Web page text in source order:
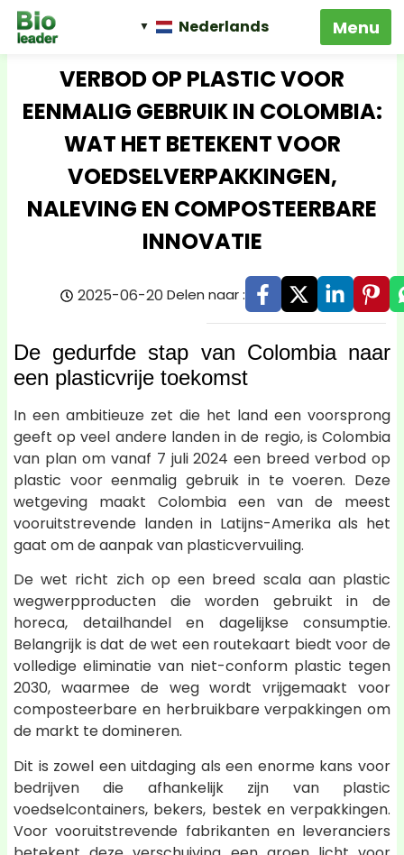
Nederlands
VERBOD OP PLASTIC VOOR
EENMALIG GEBRUIK IN COLOMBIA:
WAT HET BETEKENT VOOR
VOEDSELVERPAKKINGEN,
NALEVING EN COMPOSTEERBARE
INNOVATIE
2025-06-20Delen naar :
De gedurfde stap van Colombia naar
een plasticvrije toekomst
In een ambitieuze zet die het land een voorsprong
geeft op veel andere landen in de regio, is Colombia
van plan om vanaf 7 juli 2024 een breed verbod op
plastic voor eenmalig gebruik in te voeren. Deze
wetgeving maakt Colombia een van de meest
vooruitstrevende landen in Latijns-Amerika als het
gaat om de aanpak van plasticvervuiling.
De wet richt zich op een breed scala aan plastic
wegwerpproducten die worden gebruikt in de
horeca, detailhandel en dagelijkse consumptie.
Belangrijk is dat de wet een routekaart biedt voor de
volledige eliminatie van niet-conform plastic tegen
2030, waarmee de weg wordt vrijgemaakt voor
composteerbare en herbruikbare verpakkingen om
de markt te domineren.
Dit is zowel een uitdaging als een enorme kans voor
bedrijven die afhankelijk zijn van plastic
voedselcontainers, bekers, bestek en verpakkingen.
Voor vooruitstrevende fabrikanten en leveranciers